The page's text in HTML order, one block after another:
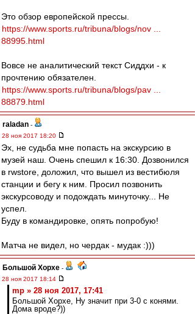
Это обзор европейской прессы.
https://www.sports.ru/tribuna/blogs/nov ...
88995.html
Вовсе не аналитический текст Сиддхи - к
прочтению обязателен.
https://www.sports.ru/tribuna/blogs/pav ...
88879.html
raladan -
28 ноя 2017 18:20
Эх, не судьба мне попасть на экскурсию в
музей наш. Очень спешил к 16:30. Дозвонился
в rwstore, доложил, что вышел из вестибюля
станции и бегу к ним. Просил позвонить
экскурсоводу и подождать минуточку... Не
успел.
Буду в командировке, опять попробую!
Матча не видел, но чердак - мудак :)))
Большой Хорхе -
28 ноя 2017 18:14
mp » 28 ноя 2017, 17:41
Большой Хорхе, Ну значит при 3-0 с конями.
Дома вроде?))